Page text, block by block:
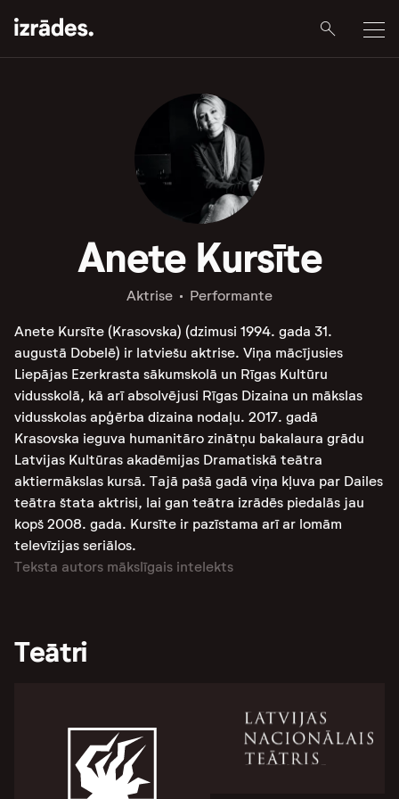
Anete Kursīte
Aktrise Performante
Anete Kursīte (Krasovska) (dzimusi 1994. gada 31.
augustā Dobelē) ir latviešu aktrise. Viņa mācījusies
Liepājas Ezerkrasta sākumskolā un Rīgas Kultūru
vidusskolā, kā arī absolvējusi Rīgas Dizaina un mākslas
vidusskolas apģērba dizaina nodaļu. 2017. gadā
Krasovska ieguva humanitāro zinātņu bakalaura grādu
Latvijas Kultūras akadēmijas Dramatiskā teātra
aktiermākslas kursā. Tajā pašā gadā viņa kļuva par Dailes
teātra štata aktrisi, lai gan teātra izrādēs piedalās jau
kopš 2008. gada. Kursīte ir pazīstama arī ar lomām
televīzijas seriālos.
Teksta autors mākslīgais intelekts
Teātri